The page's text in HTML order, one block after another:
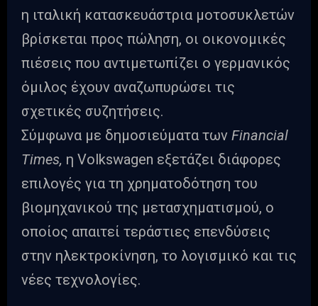
η ιταλική κατασκευάστρια μοτοσυκλετών
βρίσκεται προς πώληση, οι οικονομικές
πιέσεις που αντιμετωπίζει ο γερμανικός
όμιλος έχουν αναζωπυρώσει τις
σχετικές συζητήσεις.
Σύμφωνα με δημοσιεύματα των Financial
Times, η Volkswagen εξετάζει διάφορες
επιλογές για τη χρηματοδότηση του
βιομηχανικού της μετασχηματισμού, ο
οποίος απαιτεί τεράστιες επενδύσεις
στην ηλεκτροκίνηση, το λογισμικό και τις
νέες τεχνολογίες.